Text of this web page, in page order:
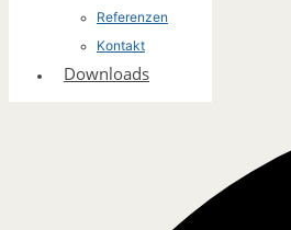
Referenzen
Kontakt
Downloads